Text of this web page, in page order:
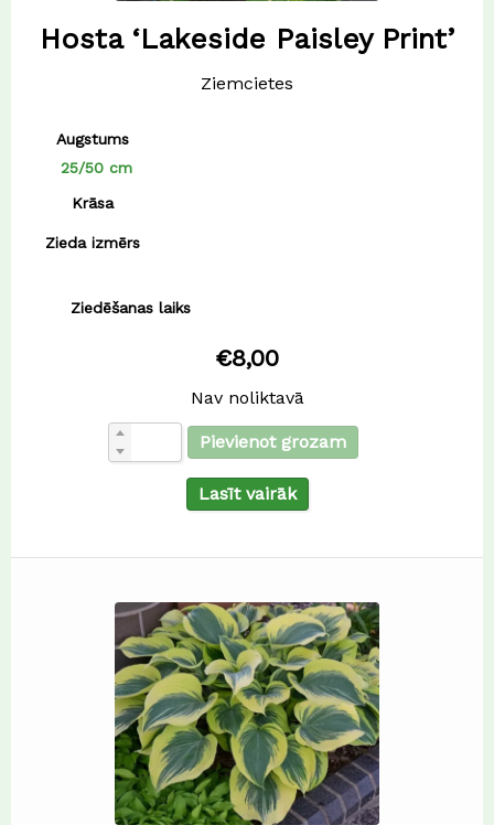
Hosta ‘Lakeside Paisley Print’
Ziemcietes
Augstums
25/50 cm
Krāsa
Zieda izmērs
Ziedēšanas laiks
€8,00
Nav noliktavā
Pievienot grozam
Lasīt vairāk